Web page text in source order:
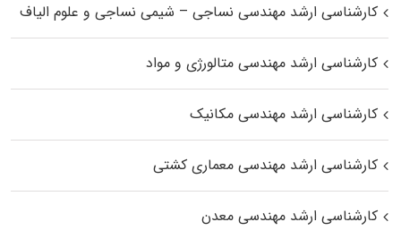
کارشناسی ارشد مهندسی نساجی – شیمی نساجی و علوم الیاف
کارشناسی ارشد مهندسی متالورژی و مواد
کارشناسی ارشد مهندسی مکانیک
کارشناسی ارشد مهندسی معماری کشتی
کارشناسی ارشد مهندسی معدن